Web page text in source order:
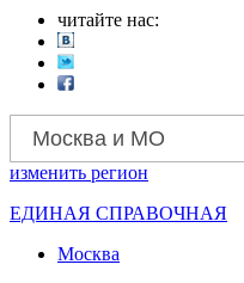
читайте нас:
Москва и МО
изменить регион
ЕДИНАЯ СПРАВОЧНАЯ
Москва